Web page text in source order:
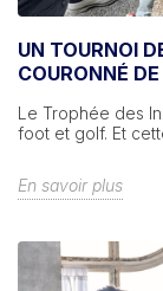
UN TOURNOI
COURONNÉ
Le Trophée des
foot et golf. Et
En savoir plus